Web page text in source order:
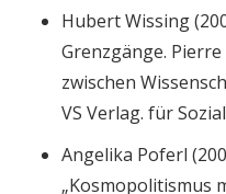
Hubert Wissing
Grenzgänge.
zwischen
VS Verlag. für
Angelika Poferl
„Kosmopolitismus